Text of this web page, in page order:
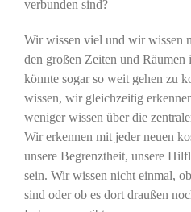
verbunden sind?
Wir wissen viel und wir wissen
den großen Zeiten und
könnte sogar so weit gehen zu
wissen, wir gleichzeitig
weniger wissen über die
Wir erkennen mit jeder neuen
unsere Begrenztheit, unsere
sein. Wir wissen nicht einmal,
sind oder ob es dort draußen